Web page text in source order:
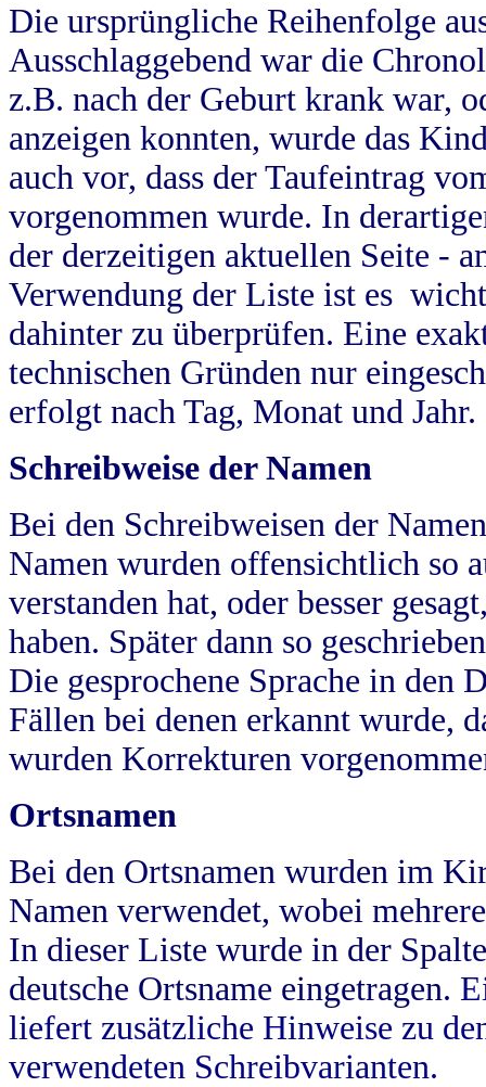
Die ursprüngliche Reihenfolge
Ausschlaggebend war die
z.B. nach der Geburt krank war,
anzeigen konnten, wurde das
auch vor, dass der Taufeintrag
vorgenommen wurde. In
der derzeitigen aktuellen Seite -
Verwendung der Liste ist es
dahinter zu überprüfen. Eine
technischen Gründen nur
erfolgt nach Tag, Monat und Jahr.
Schreibweise der Namen
Bei den Schreibweisen der
Namen wurden offensichtlich so
verstanden hat, oder besser
haben. Später dann so
Die gesprochene Sprache in
Fällen bei denen erkannt wurde,
wurden Korrekturen
Ortsnamen
Bei den Ortsnamen wurden im
Namen verwendet, wobei
In dieser Liste wurde in der
deutsche Ortsname eingetragen.
liefert zusätzliche Hinweise zu
verwendeten Schreibvarianten.